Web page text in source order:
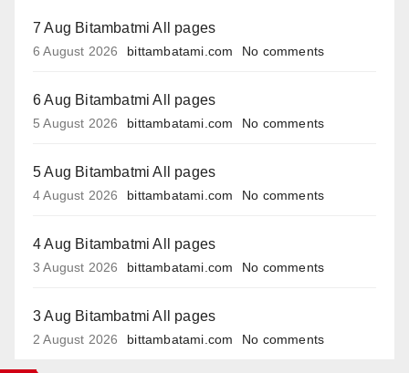
7 Aug Bitambatmi All pages
6 August 2026 bittambatami.com No comments
6 Aug Bitambatmi All pages
5 August 2026 bittambatami.com No comments
5 Aug Bitambatmi All pages
4 August 2026 bittambatami.com No comments
4 Aug Bitambatmi All pages
3 August 2026 bittambatami.com No comments
3 Aug Bitambatmi All pages
2 August 2026 bittambatami.com No comments